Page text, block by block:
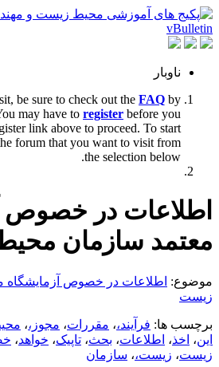
ناوبار
be sure to check out the FAQ by
may have to register before you
link above to proceed. To start
forum that you want to visit from
the selection below.
اطلاعات در خصوص
معتمد سازمان
موضوع: اطلاعات در خصوص آزمایشگاه
زیست
برچسب ها: فرآیند،، مقررات، مجوز،،
این، اخذ، اطلاعات، بحث، تاپیک، خواهد،
زیست، زیست،، سازمان